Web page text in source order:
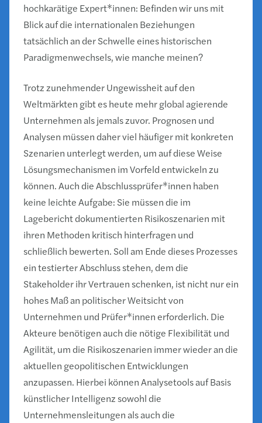
hochkarätige Expert*innen: Befinden wir uns mit
Blick auf die internationalen Beziehungen
tatsächlich an der Schwelle eines historischen
Paradigmenwechsels, wie manche meinen?
Trotz zunehmender Ungewissheit auf den
Weltmärkten gibt es heute mehr global agierende
Unternehmen als jemals zuvor. Prognosen und
Analysen müssen daher viel häufiger mit konkreten
Szenarien unterlegt werden, um auf diese Weise
Lösungsmechanismen im Vorfeld entwickeln zu
können. Auch die Abschlussprüfer*innen haben
keine leichte Aufgabe: Sie müssen die im
Lagebericht dokumentierten Risikoszenarien mit
ihren Methoden kritisch hinterfragen und
schließlich bewerten. Soll am Ende dieses Prozesses
ein testierter Abschluss stehen, dem die
Stakeholder ihr Vertrauen schenken, ist nicht nur ein
hohes Maß an politischer Weitsicht von
Unternehmen und Prüfer*innen erforderlich. Die
Akteure benötigen auch die nötige Flexibilität und
Agilität, um die Risikoszenarien immer wieder an die
aktuellen geopolitischen Entwicklungen
anzupassen. Hierbei können Analysetools auf Basis
künstlicher Intelligenz sowohl die
Unternehmensleitungen als auch die